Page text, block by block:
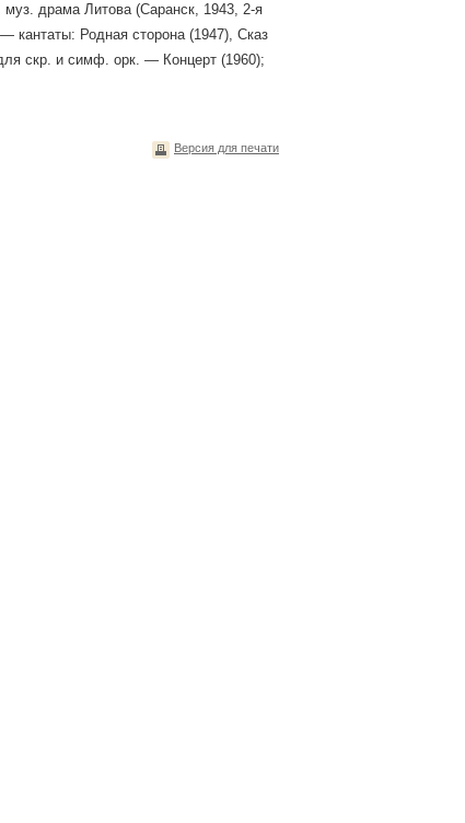
драма Литова (Саранск, 1943, 2-я
кантаты: Родная сторона (1947), Сказ
скр. и симф. орк. — Концерт (1960);
Версия для печати